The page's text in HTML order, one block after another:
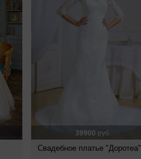
39900 руб.
Свадебное платье "Доротеа"